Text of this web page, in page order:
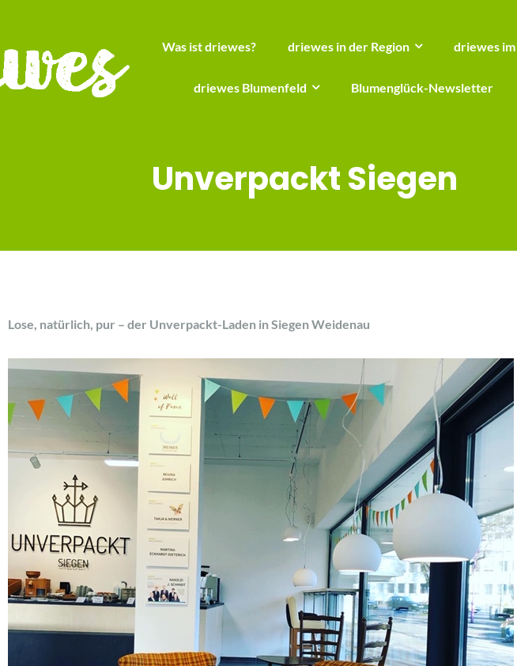
Was ist driewes? driewes in der Region driewes
driewes Blumenfeld Blumenglück-Newsletter
Unverpackt Siegen
Lose, natürlich, pur – der Unverpackt-Laden in Siegen Weidenau